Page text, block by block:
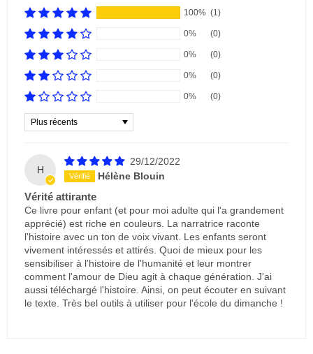
100% (1)
0% (0)
0% (0)
0% (0)
0% (0)
Sort by
H
29/12/2022
Hélène Blouin
Vérité attirante
Ce livre pour enfant (et pour moi adulte qui l'a grandement
apprécié) est riche en couleurs. La narratrice raconte
l'histoire avec un ton de voix vivant. Les enfants seront
vivement intéressés et attirés. Quoi de mieux pour les
sensibiliser à l'histoire de l'humanité et leur montrer
comment l'amour de Dieu agit à chaque génération. J'ai
aussi téléchargé l'histoire. Ainsi, on peut écouter en suivant
le texte. Très bel outils à utiliser pour l'école du dimanche !